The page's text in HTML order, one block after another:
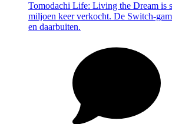
Tomodachi Life: Living the Dream is
miljoen keer verkocht. De Switch-
en daarbuiten.